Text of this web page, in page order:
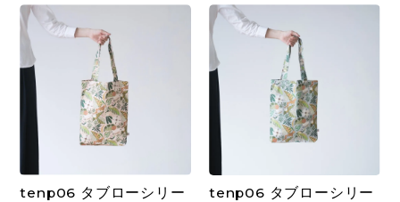
tenp06 タブローシリー
tenp06 タブローシリー